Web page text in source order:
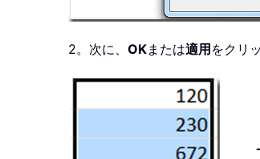
2。次に、 OKまたは適用 をクリ